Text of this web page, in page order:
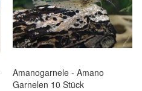
Amanogarnele - Amano
Garnelen 10 Stück